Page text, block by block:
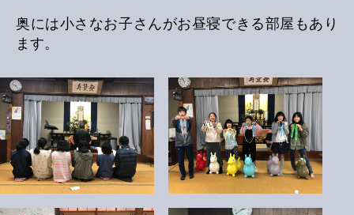
奥には小さなお子さんがお昼寝できる部屋もあり
ます。